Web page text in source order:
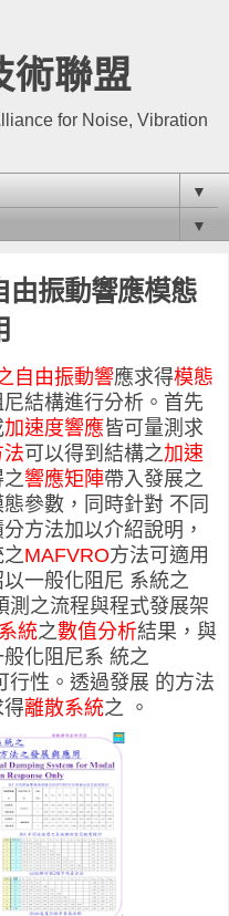
術聯盟
for Noise, Vibration
▼
▼
由振動響應模態
自由振動響應求得模態
結構進行分析。首先
加速度響應皆可量測求
可以得到結構之加速
之響應矩陣帶入發展之
參數，同時針對 不同
方法加以介紹說明，
MAFVRO方法可適用
一般化阻尼 系統之
測之流程與程式發展架
統之數值分析結果，與
般化阻尼系 統之
行性。透過發展 的方法
得離散系統之 。